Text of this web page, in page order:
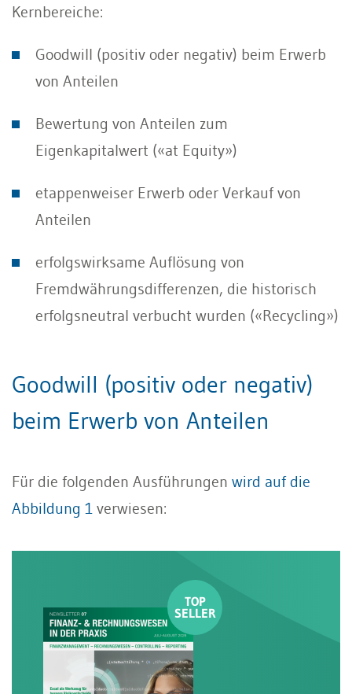
Kernbereiche:
Goodwill (positiv oder negativ) beim Erwerb
von Anteilen
Bewertung von Anteilen zum
Eigenkapitalwert («at Equity»)
etappenweiser Erwerb oder Verkauf von
Anteilen
erfolgswirksame Auflösung von
Fremdwährungsdifferenzen, die historisch
erfolgsneutral verbucht wurden («Recycling»)
Goodwill (positiv oder negativ)
beim Erwerb von Anteilen
Für die folgenden Ausführungen wird auf die
Abbildung 1 verwiesen: